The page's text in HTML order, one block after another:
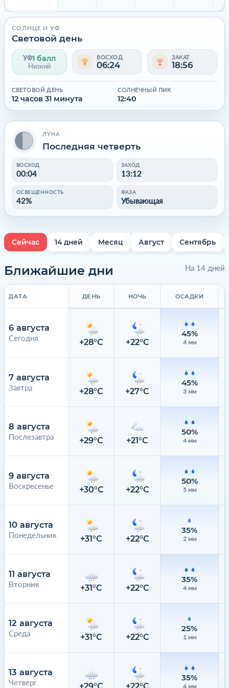
СОЛНЦЕ И УФ
Световой день
УФ1 балл
Низкий
ВОСХОД
06:24
ЗАКАТ
18:56
СВЕТОВОЙ ДЕНЬ
12 часов 31 минута
СОЛНЕЧНЫЙ ПИК
12:40
ЛУНА
Последняя четверть
ВОСХОД
00:04
ЗАХОД
13:12
ОСВЕЩЕННОСТЬ
42%
ФАЗА
Убывающая
Сейчас 14 дней Месяц Август Сентябрь
Ближайшие дни На 14 дней
ДАТА
6 августа
Сегодня
7 августа
Завтра
8 августа
Послезавтра
9 августа
Воскресенье
10 августа
Понедельник
11 августа
Вторник
12 августа
Среда
13 августа
Четверг
ДЕНЬ НОЧЬ ОСАДКИ
+28°C +22°C
45%
4 мм
+28°C +27°C
45%
3 мм
+29°C +21°C
50%
4 мм
+30°C +22°C
50%
5 мм
+31°C +22°C
35%
2 мм
+31°C +22°C
35%
4 мм
+31°C +22°C
25%
1 мм
+29°C +22°C
35%
4 мм